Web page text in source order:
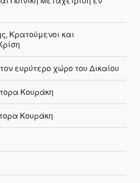
Κρατούμενοι και
ευρύτερο χώρο του Δικαίου
Κουράκη
Κουράκη